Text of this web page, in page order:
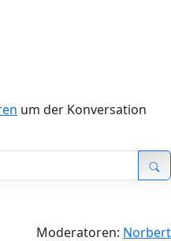
um der Konversation
Moderatoren: Norbert